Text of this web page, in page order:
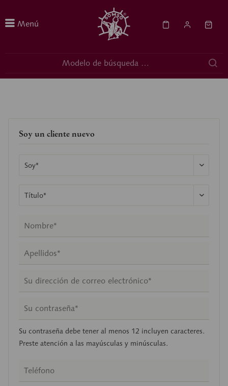
Menú
Soy un cliente nuevo
Su contraseña debe tener al menos 12 incluyen caracteres.
Preste atención a las mayúsculas y minúsculas.